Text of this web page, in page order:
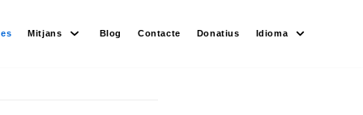
Mitjans Blog Contacte Donatius Idioma